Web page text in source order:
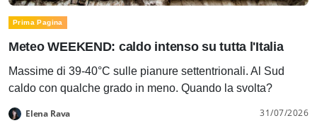
Prima Pagina
Meteo WEEKEND: caldo intenso su tutta l'Italia
Massime di 39-40°C sulle pianure settentrionali. Al Sud
caldo con qualche grado in meno. Quando la svolta?
Elena Rava 31/07/2026